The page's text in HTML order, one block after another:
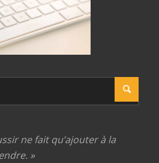
ne fait qu’ajouter à la
»